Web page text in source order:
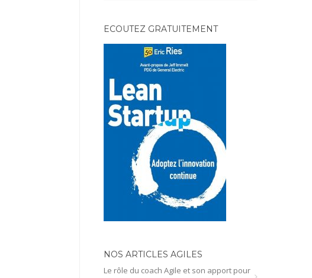
ECOUTEZ GRATUITEMENT
NOS ARTICLES AGILES
Le rôle du coach Agile et son apport pour